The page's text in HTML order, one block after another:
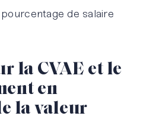
de salaire
la CVAE et le
en
la valeur